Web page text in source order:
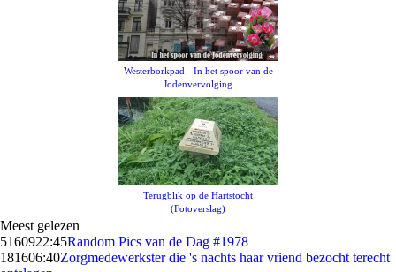
Westerborkpad - In het spoor van de
Jodenvervolging
Terugblik op de Hartstocht
(Fotoverslag)
Meest gelezen
5160922:45Random Pics van de Dag #1978
181606:40Zorgmedewerkster die 's nachts haar vriend bezocht terecht